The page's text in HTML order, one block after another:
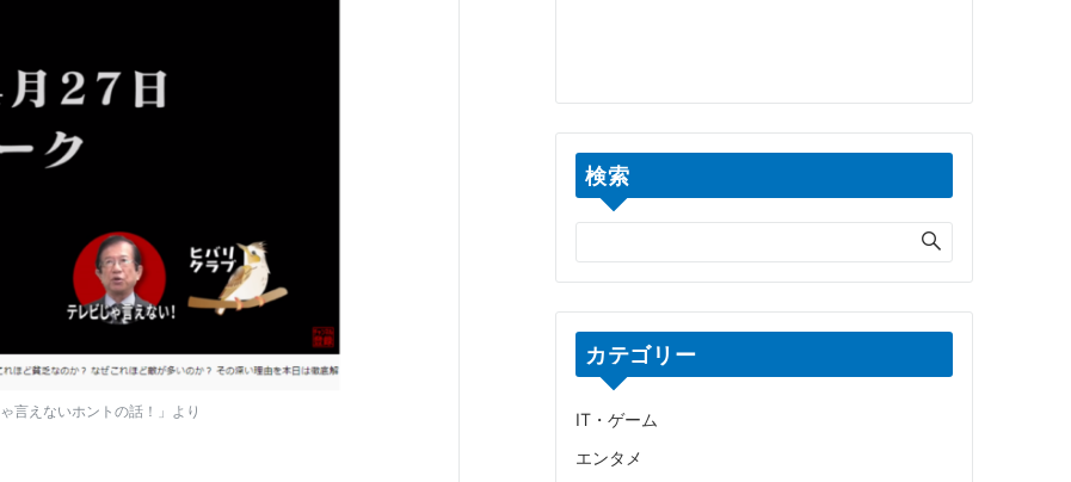
言えないホントの話！」より
検索
カテゴリー
IT・ゲーム
エンタメ